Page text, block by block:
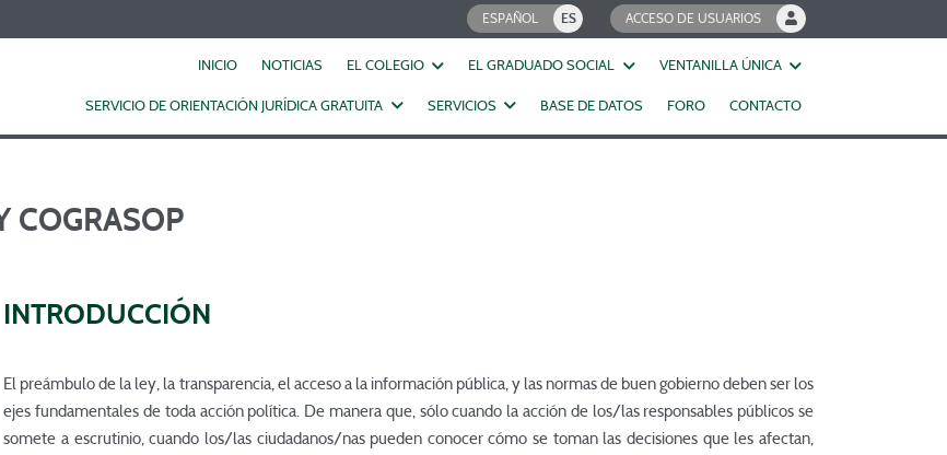
ESPAÑOL ES ACCESO DE USUARIOS 
INICIO NOTICIAS EL COLEGIO EL GRADUADO SOCIAL VENTANILLA ÚNICA
SERVICIO DE ORIENTACIÓN JURÍDICA GRATUITA SERVICIOS BASE DE DATOS FORO CONTACTO
COGRASOP
INTRODUCCIÓN
El preámbulo de la ley, la transparencia, el acceso a la información pública, y las normas de buen gobierno deben ser los
ejes fundamentales de toda acción política. De manera que, sólo cuando la acción de los/las responsables públicos se
somete a escrutinio, cuando los/las ciudadanos/nas pueden conocer cómo se toman las decisiones que les afectan,